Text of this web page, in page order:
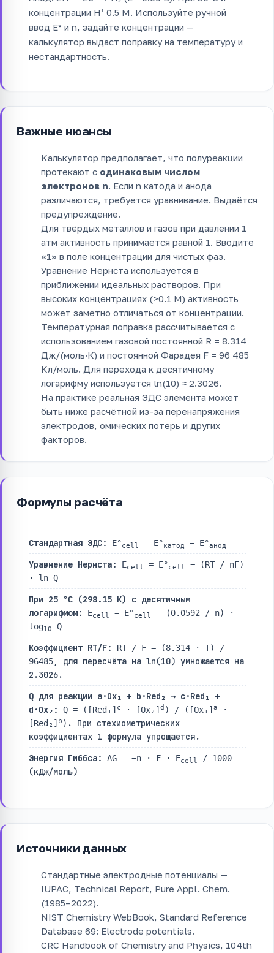
концентрации H⁺ 0.5 M. Используйте ручной
ввод E° и n, задайте концентрации —
калькулятор выдаст поправку на температуру и
нестандартность.
Важные нюансы
Калькулятор предполагает, что полуреакции
протекают с одинаковым числом
электронов n. Если n катода и анода
различаются, требуется уравнивание. Выдаётся
предупреждение.
Для твёрдых металлов и газов при давлении 1
атм активность принимается равной 1. Вводите
«1» в поле концентрации для чистых фаз.
Уравнение Нернста используется в
приближении идеальных растворов. При
высоких концентрациях (>0.1 M) активность
может заметно отличаться от концентрации.
Температурная поправка рассчитывается с
использованием газовой постоянной R = 8.314
Дж/(моль·К) и постоянной Фарадея F = 96 485
Кл/моль. Для перехода к десятичному
логарифму используется ln(10) ≈ 2.3026.
На практике реальная ЭДС элемента может
быть ниже расчётной из-за перенапряжения
электродов, омических потерь и других
факторов.
Формулы расчёта
Стандартная ЭДС: E°cell = E°катод − E°анод
Уравнение Нернста: Ecell = E°cell
− (RT / nF)
· ln Q
При 25 °C (298.15 K) с десятичным
логарифмом:
Ecell = E°cell
− (0.0592 / n) ·
log10 Q
Коэффициент RT/F:
RT / F = (8.314 · T) /
96485, для пересчёта на ln(10) умножается на
2.3026.
Q для реакции a·Ox₁ + b·Red₂ → c·Red₁ +
d·Ox₂:
Q = ([Red₁] c · [Ox₂] d ) / ([Ox₁] a
·
[Red₂] b ) . При стехиометрических
коэффициентах 1 формула упрощается.
Энергия Гиббса:
ΔG = −n · F · Ecell / 1000
(кДж/моль)
Источники данных
Стандартные электродные потенциалы —
IUPAC, Technical Report, Pure Appl. Chem.
(1985–2022).
NIST Chemistry WebBook, Standard Reference
Database 69: Electrode potentials.
CRC Handbook of Chemistry and Physics, 104th